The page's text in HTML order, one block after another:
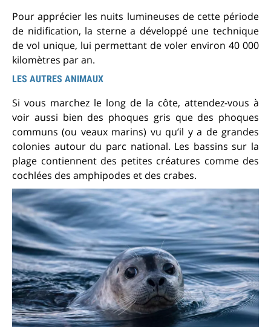
Pour apprécier les nuits lumineuses de cette période
de nidification, la sterne a développé une technique
de vol unique, lui permettant de voler environ 40 000
kilomètres par an.
LES AUTRES ANIMAUX
Si vous marchez le long de la côte, attendez-vous à
voir aussi bien des phoques gris que des phoques
communs (ou veaux marins) vu qu’il y a de grandes
colonies autour du parc national. Les bassins sur la
plage contiennent des petites créatures comme des
cochlées des amphipodes et des crabes.